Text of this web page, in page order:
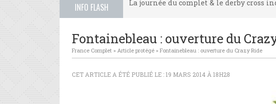
INFO FLASH
La journée du complet & le derby cross
Fontainebleau : ouverture du
France Complet » Article protégé » Fontainebleau : ouverture du Crazy Ride
CET ARTICLE A ÉTÉ PUBLIÉ LE : 19 MARS 2014 À 18H28